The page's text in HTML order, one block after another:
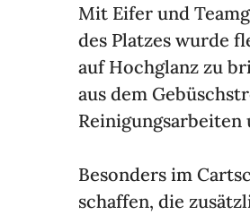
Mit Eifer und
des Platzes wurde
auf Hoch­glanz zu
aus dem
Reini­gungs­ar­beiten
Beson­ders im
schaffen, die